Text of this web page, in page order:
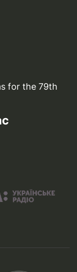
for the 79th